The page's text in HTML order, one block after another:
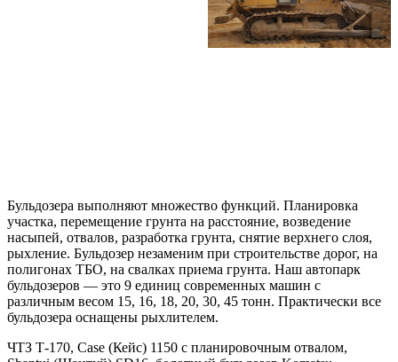
Бульдозера выполняют множество функций. Планировка
участка, перемещение грунта на расстояние, возведение
насыпей, отвалов, разработка грунта, снятие верхнего слоя,
рыхление. Бульдозер незаменим при строительстве дорог, на
полигонах ТБО, на свалках приема грунта. Наш автопарк
бульдозеров — это 9 единиц современных машин с
различным весом 15, 16, 18, 20, 30, 45 тонн. Практически все
бульдозера оснащены рыхлителем.
ЧТЗ Т-170, Case (Кейс) 1150 с планировочным отвалом,